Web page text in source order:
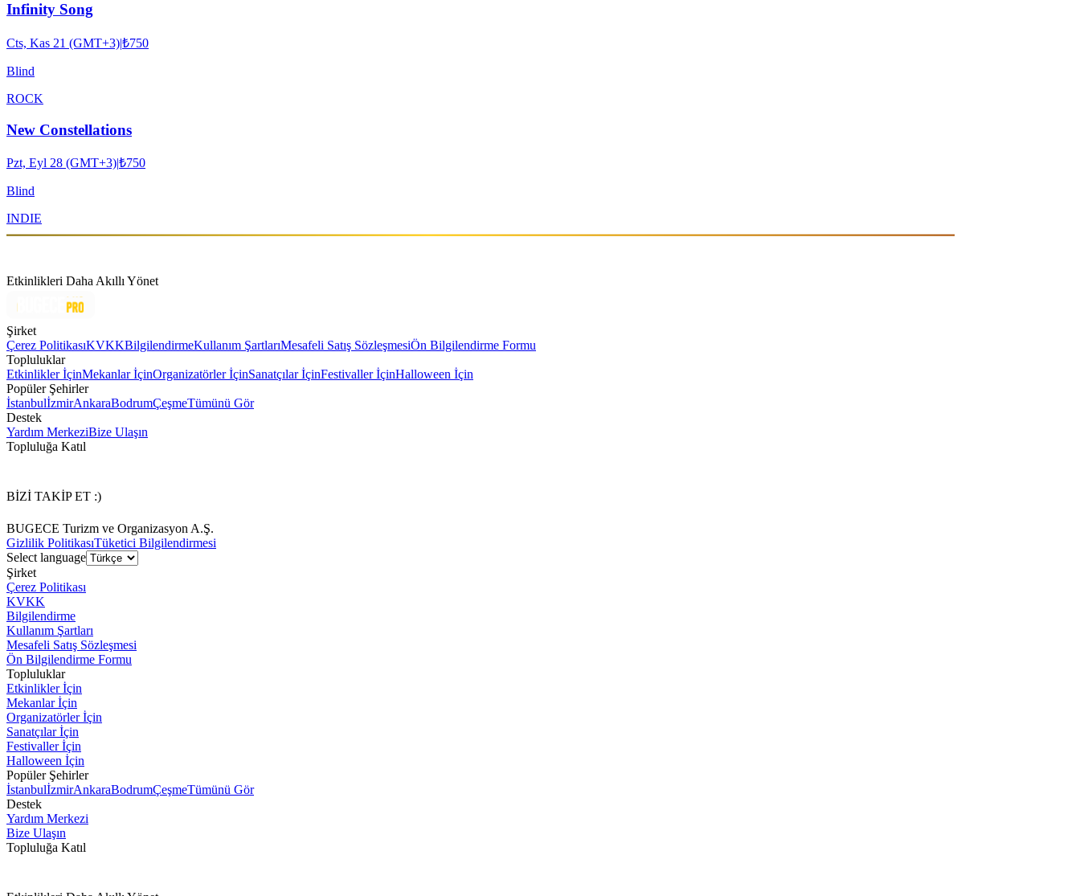
Infinity Song
Cts, Kas 21 (GMT+3)|₺750
Blind
ROCK
New Constellations
Pzt, Eyl 28 (GMT+3)|₺750
Blind
INDIE
Etkinlikleri Daha Akıllı Yönet
Şirket
Çerez PolitikasıKVKKBilgilendirmeKullanım ŞartlarıMesafeli Satış SözleşmesiÖn Bilgilendirme Formu
Topluluklar
Etkinlikler İçinMekanlar İçinOrganizatörler İçinSanatçılar İçinFestivaller İçinHalloween İçin
Popüler Şehirler
İstanbulİzmirAnkaraBodrumÇeşmeTümünü Gör
Destek
Yardım MerkeziBize Ulaşın
Topluluğa Katıl
BİZİ TAKİP ET :)
BUGECE Turizm ve Organizasyon A.Ş.
Gizlilik PolitikasıTüketici Bilgilendirmesi
Select language
Şirket
Çerez Politikası
KVKK
Bilgilendirme
Kullanım Şartları
Mesafeli Satış Sözleşmesi
Ön Bilgilendirme Formu
Topluluklar
Etkinlikler İçin
Mekanlar İçin
Organizatörler İçin
Sanatçılar İçin
Festivaller İçin
Halloween İçin
Popüler Şehirler
İstanbulİzmirAnkaraBodrumÇeşmeTümünü Gör
Destek
Yardım Merkezi
Bize Ulaşın
Topluluğa Katıl